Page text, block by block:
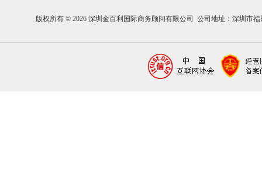
版权所有 © 2026 深圳金百利国际商务顾问有限公司 公司地址：深圳市